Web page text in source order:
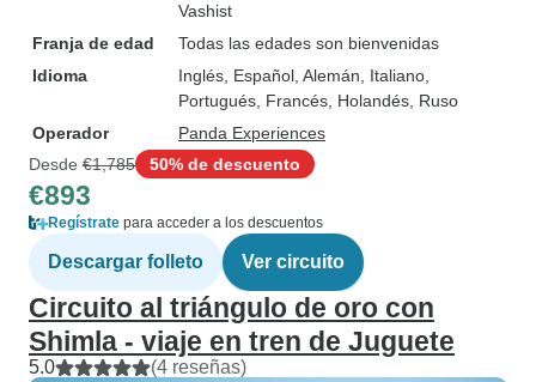
Vashist
Franja de edad
Todas las edades son bienvenidas
Idioma
Inglés, Español, Alemán, Italiano,
Portugués, Francés, Holandés, Ruso
Operador
Panda Experiences
Desde €1,785 50% de descuento
€893
Regístrate para acceder a los descuentos
Descargar folleto Ver circuito
Circuito al triángulo de oro con
Shimla - viaje en tren de Juguete
5.0 (4 reseñas)